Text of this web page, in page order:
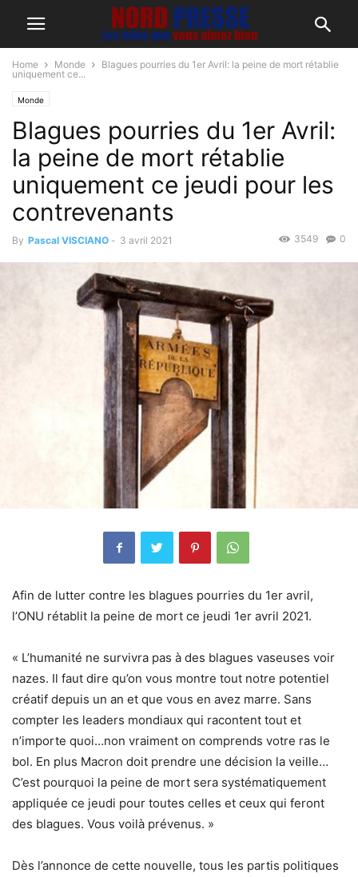
Home Monde
Blagues pourries du 1er Avril: la peine de mort rétablie
uniquement ce...
Monde
Blagues pourries du 1er Avril:
la peine de mort rétablie
uniquement ce jeudi pour les
contrevenants
By Pascal VISCIANO - 3 avril 2021 0
3549
Afin de lutter contre les blagues pourries du 1er avril,
l’ONU rétablit la peine de mort ce jeudi 1er avril 2021.
« L’humanité ne survivra pas à des blagues vaseuses voir
nazes. Il faut dire qu’on vous montre tout notre potentiel
créatif depuis un an et que vous en avez marre. Sans
compter les leaders mondiaux qui racontent tout et
n’importe quoi…non vraiment on comprends votre ras le
bol. En plus Macron doit prendre une décision la veille…
C’est pourquoi la peine de mort sera systématiquement
appliquée ce jeudi pour toutes celles et ceux qui feront
des blagues. Vous voilà prévenus. »
Dès l’annonce de cette nouvelle, tous les partis politiques